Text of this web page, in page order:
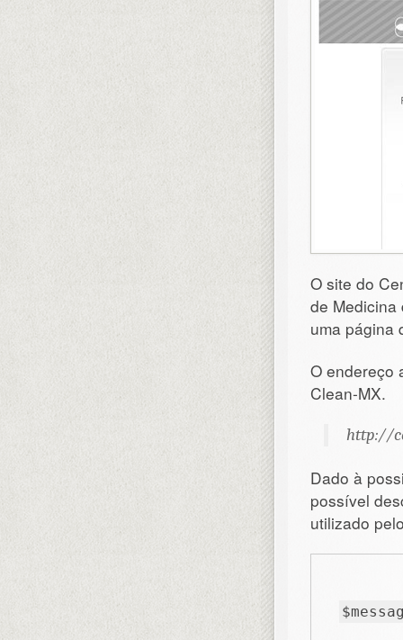
O site do
de
uma página
O endereço
Clean-MX.
http://
Dado à
possível
utilizado